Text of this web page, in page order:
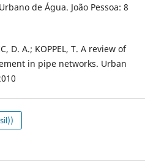
de Água. João Pessoa: 8
D. A.; KOPPEL, T. A review of
in pipe networks. Urban